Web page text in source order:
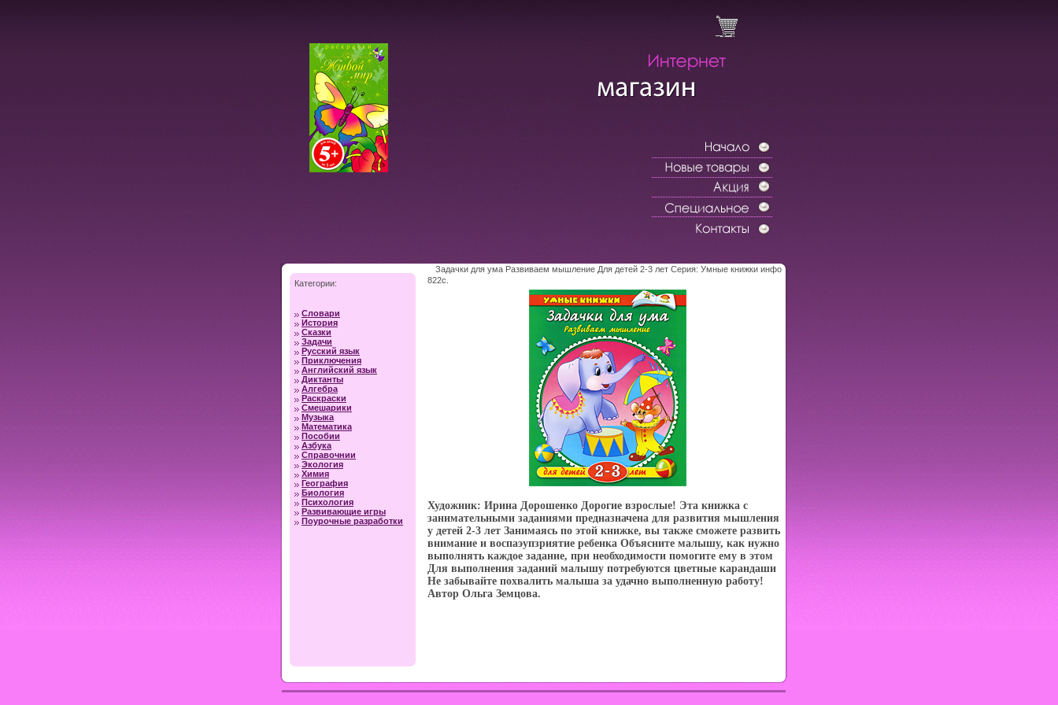
Категории:
Словари
История
Сказки
Задачи
Русский язык
Приключения
Английский язык
Диктанты
Алгебра
Раскраски
Смешарики
Музыка
Математика
Пособии
Азбука
Справочнии
Экология
Химия
География
Биология
Психология
Развивающие игры
Поурочные разработки
Задачки для ума Развиваем мышление Для детей 2-3 лет Серия: Умные книжки инфо
822c.
Художник: Ирина Дорошенко Дорогие взрослые! Эта книжка с
занимательными заданиями предназначена для развития мышления
у детей 2-3 лет Занимаясь по этой книжке, вы также сможете развить
внимание и воспаэупзриятие ребенка Объясните малышу, как нужно
выполнять каждое задание, при необходимости помогите ему в этом
Для выполнения заданий малышу потребуются цветные карандаши
Не забывайте похвалить малыша за удачно выполненную работу!
Автор Ольга Земцова.